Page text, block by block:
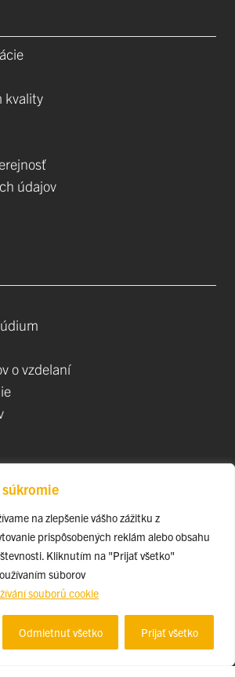
súkromie
na zlepšenie vášho zážitku z
prispôsobených reklám alebo obsahu
Kliknutím na "Prijať všetko"
súborov
souborů cookie
Odmietnuť všetko Prijať všetko
kvality
údajov
o vzdelaní
činnosti
konania